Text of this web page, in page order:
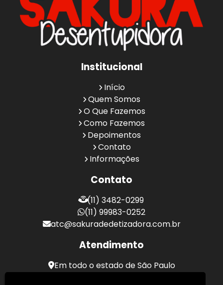
Institucional
Início
Quem Somos
O Que Fazemos
Como Fazemos
Depoimentos
Contato
Informações
Contato
(11) 3482-0299
(11) 99983-0252
atc@sakuradedetizadora.com.br
Atendimento
Em todo o estado de São Paulo